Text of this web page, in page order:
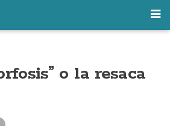
o la resaca